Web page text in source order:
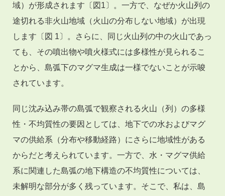
域）が形成されます〔図1〕。一方で、なぜか火山列の
途切れる非火山地域（火山の分布しない地域）が出現
します〔図 1〕。さらに、同じ火山列の中の火山であっ
ても、その噴出物や噴火様式には多様性が見られるこ
とから、島弧下のマグマ生成は一様でないことが示唆
されています。
同じ沈み込み帯の島弧で観察される火山（列）の多様
性・不均質性の要因としては、地下での水およびマグ
マの供給系（分布や移動経路）にさらに地域性がある
からだと考えられています。一方で、水・マグマ供給
系に関連した島弧の地下構造の不均質性については、
未解明な部分が多く残っています。そこで、私は、島